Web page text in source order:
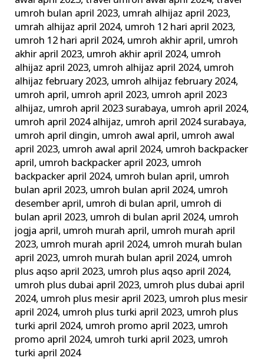
umroh bulan april 2023, umrah alhijaz april 2023,
umrah alhijaz april 2024, umroh 12 hari april 2023,
umroh 12 hari april 2024, umroh akhir april, umroh
akhir april 2023, umroh akhir april 2024, umroh
alhijaz april 2023, umroh alhijaz april 2024, umroh
alhijaz february 2023, umroh alhijaz february 2024,
umroh april, umroh april 2023, umroh april 2023
alhijaz, umroh april 2023 surabaya, umroh april 2024,
umroh april 2024 alhijaz, umroh april 2024 surabaya,
umroh april dingin, umroh awal april, umroh awal
april 2023, umroh awal april 2024, umroh backpacker
april, umroh backpacker april 2023, umroh
backpacker april 2024, umroh bulan april, umroh
bulan april 2023, umroh bulan april 2024, umroh
desember april, umroh di bulan april, umroh di
bulan april 2023, umroh di bulan april 2024, umroh
jogja april, umroh murah april, umroh murah april
2023, umroh murah april 2024, umroh murah bulan
april 2023, umroh murah bulan april 2024, umroh
plus aqso april 2023, umroh plus aqso april 2024,
umroh plus dubai april 2023, umroh plus dubai april
2024, umroh plus mesir april 2023, umroh plus mesir
april 2024, umroh plus turki april 2023, umroh plus
turki april 2024, umroh promo april 2023, umroh
promo april 2024, umroh turki april 2023, umroh
turki april 2024